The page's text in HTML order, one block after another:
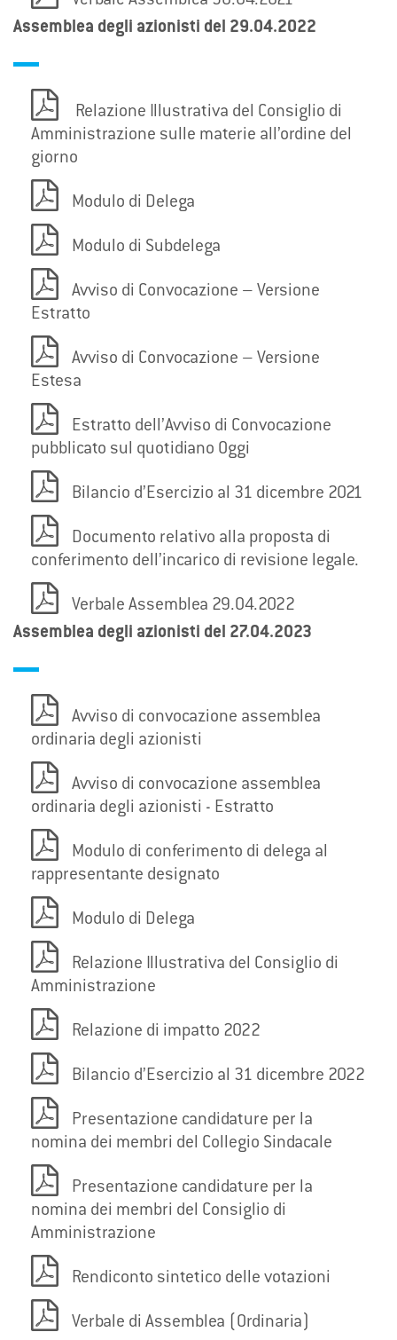
Assemblea degli azionisti del 29.04.2022
Relazione Illustrativa del Consiglio di
Amministrazione sulle materie all’ordine del
giorno
Modulo di Delega
Modulo di Subdelega
Avviso di Convocazione – Versione
Estratto
Avviso di Convocazione – Versione
Estesa
Estratto dell’Avviso di Convocazione
pubblicato sul quotidiano Oggi
Bilancio d’Esercizio al 31 dicembre 2021
Documento relativo alla proposta di
conferimento dell’incarico di revisione legale.
Verbale Assemblea 29.04.2022
Assemblea degli azionisti del 27.04.2023
Avviso di convocazione assemblea
ordinaria degli azionisti
Avviso di convocazione assemblea
ordinaria degli azionisti - Estratto
Modulo di conferimento di delega al
rappresentante designato
Modulo di Delega
Relazione Illustrativa del Consiglio di
Amministrazione
Relazione di impatto 2022
Bilancio d’Esercizio al 31 dicembre 2022
Presentazione candidature per la
nomina dei membri del Collegio Sindacale
Presentazione candidature per la
nomina dei membri del Consiglio di
Amministrazione
Rendiconto sintetico delle votazioni
Verbale di Assemblea (Ordinaria)